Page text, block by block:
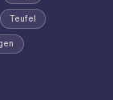
Teufel